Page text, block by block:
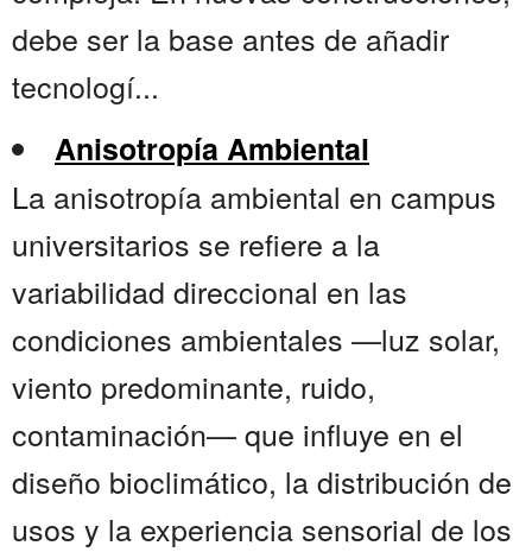
debe ser la base antes de añadir
tecnologí...
Anisotropía Ambiental
La anisotropía ambiental en campus
universitarios se refiere a la
variabilidad direccional en las
condiciones ambientales —luz solar,
viento predominante, ruido,
contaminación— que influye en el
diseño bioclimático, la distribución de
usos y la experiencia sensorial de los